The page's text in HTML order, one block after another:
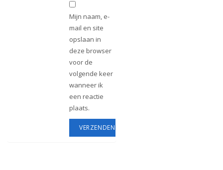
Mijn naam, e-
mail en site
opslaan in
deze browser
voor de
volgende keer
wanneer ik
een reactie
plaats.